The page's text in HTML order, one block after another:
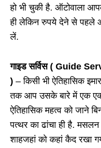
हो भी चुकी है. ऑटोवाला
ही लेकिन रुपये देने से पहले
लें.
गाइड सर्विस ( Guide
) – किसी भी ऐतिहासिक
तक आप उसके बारे में एक
ऐतिहासिक महत्व को जाने
पत्थर का ढांचा ही है.
शाहजहां को कहां कैद रखा